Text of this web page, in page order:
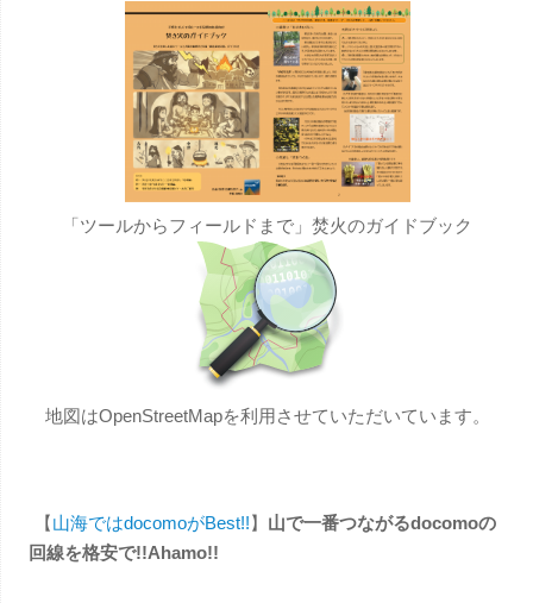
「ツールからフィールドまで」焚火のガイドブック
地図はOpenStreetMapを利用させていただいています。
【 山海ではdocomoがBest!! 】 山で一番つながるdocomoの
回線を格安で!!Ahamo!!